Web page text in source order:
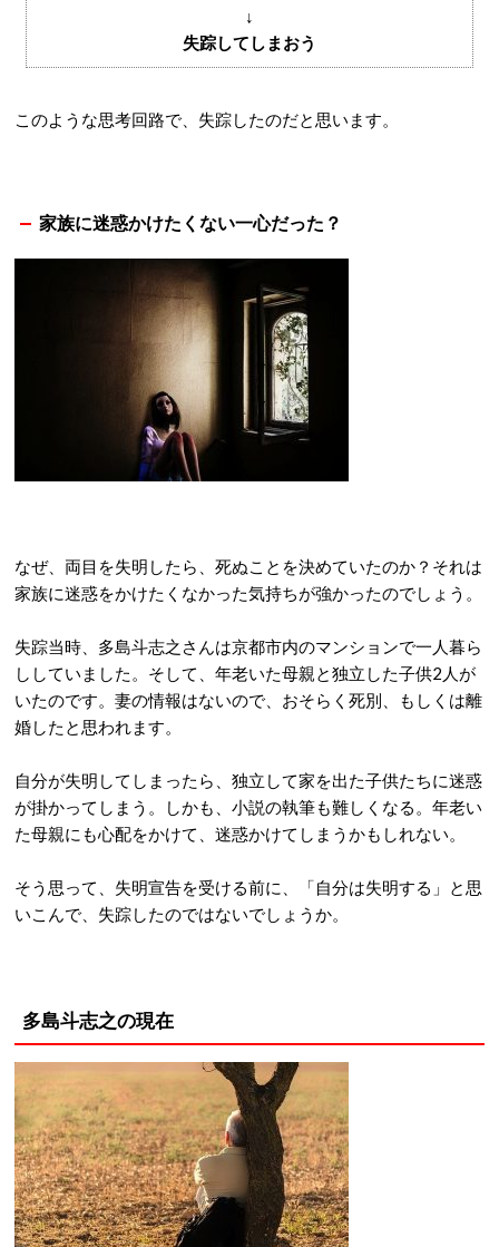
↓
失踪してしまおう
このような思考回路で、失踪したのだと思います。
家族に迷惑かけたくない一心だった？
なぜ、両目を失明したら、死ぬことを決めていたのか？それは
家族に迷惑をかけたくなかった気持ちが強かったのでしょう。
失踪当時、多島斗志之さんは京都市内のマンションで一人暮ら
ししていました。そして、年老いた母親と独立した子供2人が
いたのです。妻の情報はないので、おそらく死別、もしくは離
婚したと思われます。
自分が失明してしまったら、独立して家を出た子供たちに迷惑
が掛かってしまう。しかも、小説の執筆も難しくなる。年老い
た母親にも心配をかけて、迷惑かけてしまうかもしれない。
そう思って、失明宣告を受ける前に、「自分は失明する」と思
いこんで、失踪したのではないでしょうか。
多島斗志之の現在